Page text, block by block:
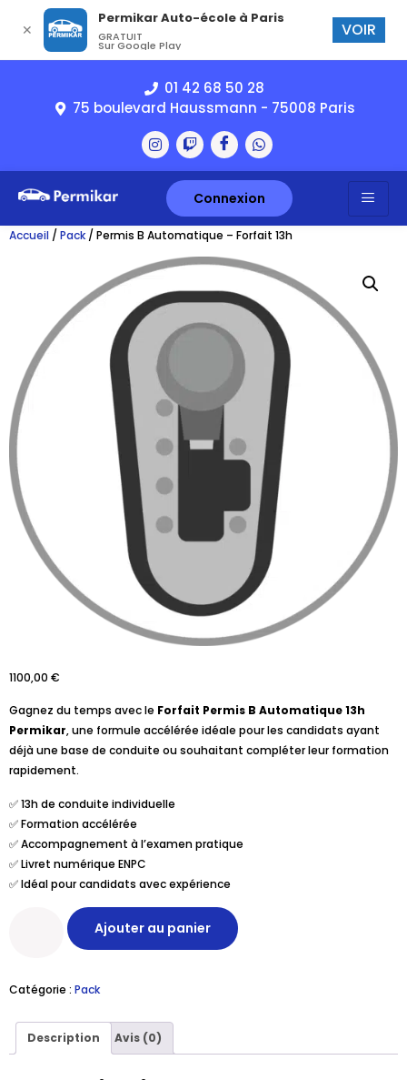
01 42 68 50 28
75 boulevard Haussmann - 75008 Paris
Connexion
Accueil / Pack / Permis B Automatique – Forfait 13h
1100,00 €
Gagnez du temps avec le Forfait Permis B Automatique 13h
Permikar, une formule accélérée idéale pour les candidats ayant
déjà une base de conduite ou souhaitant compléter leur formation
rapidement.
✅ 13h de conduite individuelle
✅ Formation accélérée
✅ Accompagnement à l’examen pratique
✅ Livret numérique ENPC
✅ Idéal pour candidats avec expérience
Ajouter au panier
Catégorie : Pack
Description Avis (0)
✕
Permikar Auto-école à Paris
GRATUIT
Sur Google Play
VOIR